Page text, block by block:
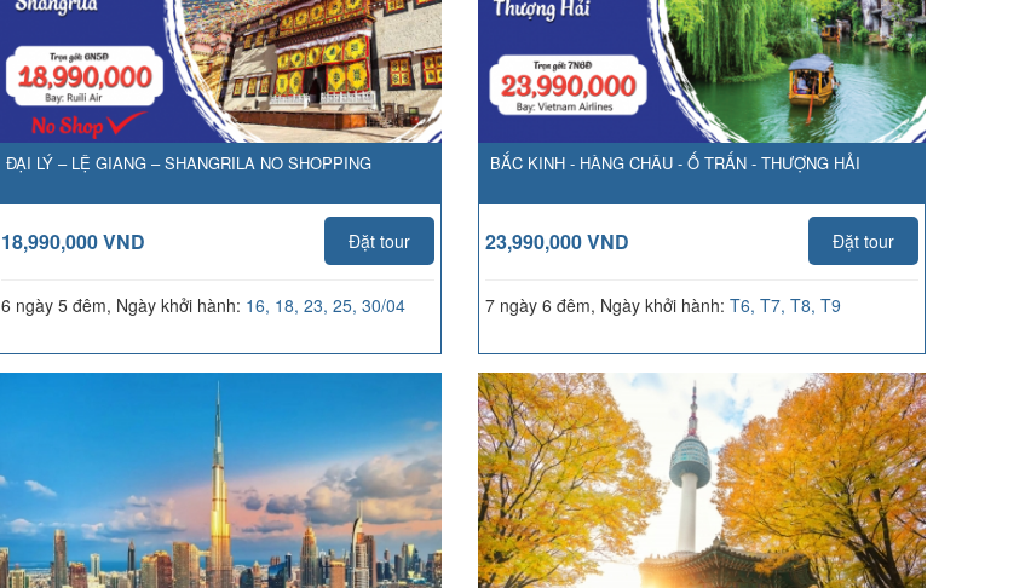
ĐẠI LÝ – LỆ GIANG – SHANGRILA NO SHOPPING
18,990,000 VND Đặt tour
6 ngày 5 đêm, Ngày khởi hành: 16, 18, 23, 25, 30/04
BẮC KINH - HÀNG CHÂU - Ố TRẤN - THƯỢNG HẢI
23,990,000 VND Đặt tour
7 ngày 6 đêm, Ngày khởi hành: T6, T7, T8, T9